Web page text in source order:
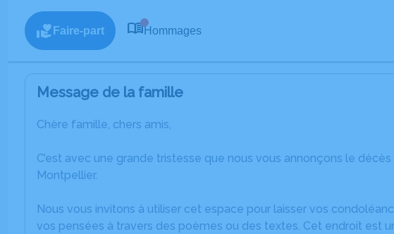
Faire-part Hommages
Message de la famille
Chère famille, chers amis,
C’est avec une grande tristesse que nous vous annonçons le
Montpellier.
Nous vous invitons à utiliser cet espace pour laisser vos
vos pensées à travers des poèmes ou des textes. Cet endroit est